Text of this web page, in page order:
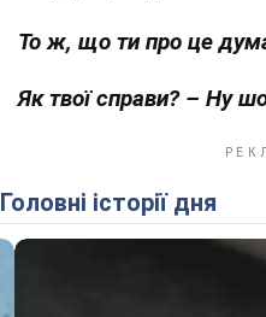
То ж, що ти про це
Як твої справи? – Ну
Головні історії дня